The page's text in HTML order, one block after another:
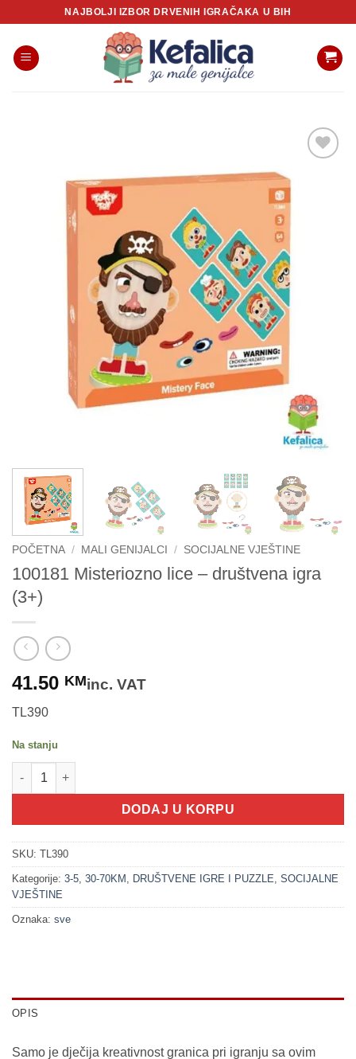
content
NAJBOLJI IZBOR DRVENIH IGRAČAKA U BIH
POČETNA / MALI GENIJALCI / SOCIJALNE VJEŠTINE
100181 Misteriozno lice – društvena igra
(3+)
41.50 KMinc. VAT
TL390
Na stanju
100181 Misteriozno lice - društvena igra (3+) količina
DODAJ U KORPU
SKU: TL390
Kategorije: 3-5 30-70KM DRUŠTVENE IGRE I PUZZLE SOCIJALNE
VJEŠTINE
Oznaka: sve
OPIS
Samo je dječija kreativnost granica pri igranju sa ovim